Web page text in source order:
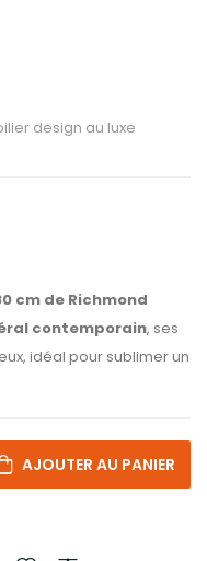
design au luxe
cm de Richmond
contemporain, ses
idéal pour sublimer un
AJOUTER AU PANIER